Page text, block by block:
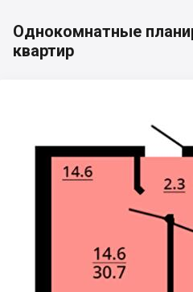
Однокомнатные
квартир